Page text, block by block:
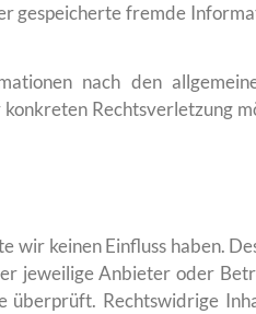
fremde
nach den
Rechtsverletzung
keinen Einfluss haben.
jeweilige Anbieter oder
Rechtswidrige